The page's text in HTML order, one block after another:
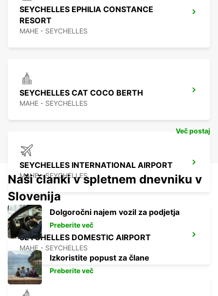
SEYCHELLES EPHILIA CONSTANCE
RESORT
MAHE - SEYCHELLES
SEYCHELLES CAT COCO BERTH
MAHE - SEYCHELLES
SEYCHELLES INTERNATIONAL AIRPORT
MAHE - SEYCHELLES
SEYCHELLES DOMESTIC AIRPORT
MAHE - SEYCHELLES
Več postaj
Naši članki v spletnem dnevniku v
Slovenija
Dolgoročni najem vozil za podjetja
Preberite več
Izkoristite popust za člane
Preberite več